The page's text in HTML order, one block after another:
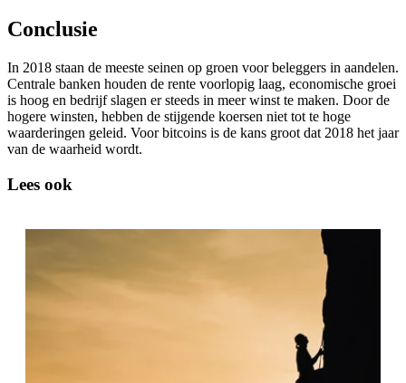
Conclusie
In 2018 staan de meeste seinen op groen voor beleggers in aandelen.
Centrale banken houden de rente voorlopig laag, economische groei
is hoog en bedrijf slagen er steeds in meer winst te maken. Door de
hogere winsten, hebben de stijgende koersen niet tot te hoge
waarderingen geleid. Voor bitcoins is de kans groot dat 2018 het jaar
van de waarheid wordt.
Lees ook